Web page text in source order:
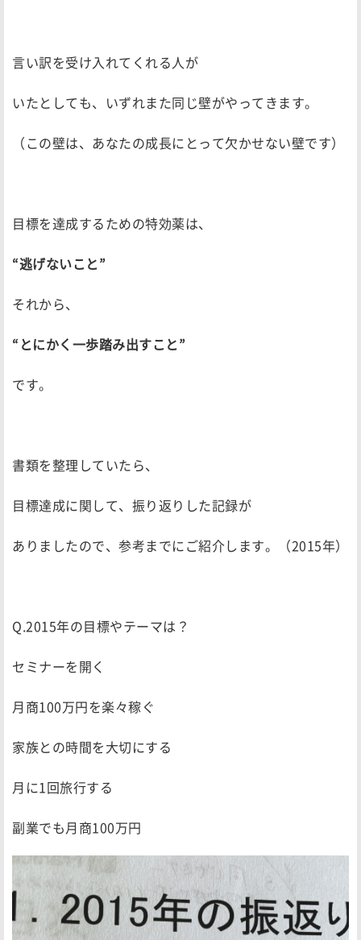
言い訳を受け入れてくれる人が
いたとしても、いずれまた同じ壁がやってきます。
（この壁は、あなたの成長にとって欠かせない壁です）
目標を達成するための特効薬は、
“逃げないこと”
それから、
“とにかく一歩踏み出すこと”
です。
書類を整理していたら、
目標達成に関して、振り返りした記録が
ありましたので、参考までにご紹介します。（2015年）
Q.2015年の目標やテーマは？
セミナーを開く
月商100万円を楽々稼ぐ
家族との時間を大切にする
月に1回旅行する
副業でも月商100万円